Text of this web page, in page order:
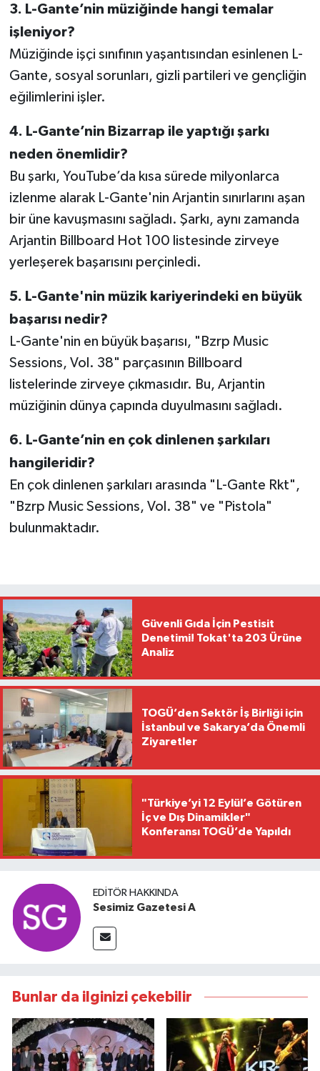
3. L-Gante’nin müziğinde hangi temalar
işleniyor?
Müziğinde işçi sınıfının yaşantısından esinlenen L-
Gante, sosyal sorunları, gizli partileri ve gençliğin
eğilimlerini işler.
4. L-Gante’nin Bizarrap ile yaptığı şarkı
neden önemlidir?
Bu şarkı, YouTube’da kısa sürede milyonlarca
izlenme alarak L-Gante'nin Arjantin sınırlarını aşan
bir üne kavuşmasını sağladı. Şarkı, aynı zamanda
Arjantin Billboard Hot 100 listesinde zirveye
yerleşerek başarısını perçinledi.
5. L-Gante'nin müzik kariyerindeki en büyük
başarısı nedir?
L-Gante'nin en büyük başarısı, "Bzrp Music
Sessions, Vol. 38" parçasının Billboard
listelerinde zirveye çıkmasıdır. Bu, Arjantin
müziğinin dünya çapında duyulmasını sağladı.
6. L-Gante’nin en çok dinlenen şarkıları
hangileridir?
En çok dinlenen şarkıları arasında "L-Gante Rkt",
"Bzrp Music Sessions, Vol. 38" ve "Pistola"
bulunmaktadır.
Güvenli Gıda İçin Pestisit
Denetimi! Tokat'ta 203 Ürüne
Analiz
TOGÜ’den Sektör İş Birliği için
İstanbul ve Sakarya’da Önemli
Ziyaretler
"Türkiye’yi 12 Eylül’e Götüren
İç ve Dış Dinamikler"
Konferansı TOGÜ’de Yapıldı
EDITÖR HAKKINDA
Sesimiz Gazetesi A
Bunlar da ilginizi çekebilir